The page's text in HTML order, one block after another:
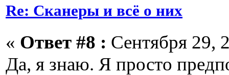
Re: Сканеры и всё о них
« Ответ #8 : Сентября 29,
Да, я знаю. Я просто